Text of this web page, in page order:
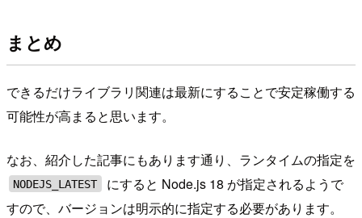
まとめ
できるだけライブラリ関連は最新にすることで安定稼働する
可能性が高まると思います。
なお、紹介した記事にもあります通り、ランタイムの指定を
NODEJS_LATEST
にすると Node.js 18 が指定されるようで
すので、バージョンは明示的に指定する必要があります。